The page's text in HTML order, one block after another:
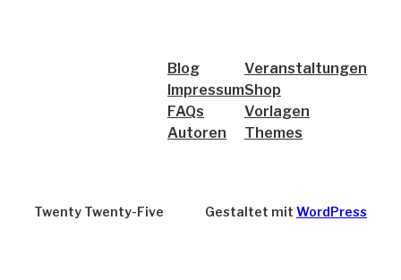
Blog
Impressum
FAQs
Autoren
Veranstaltungen
Shop
Vorlagen
Themes
Twenty Twenty-Five Gestaltet mit WordPress